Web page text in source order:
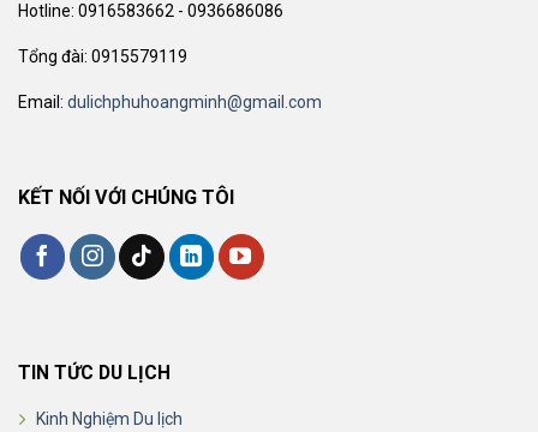
Hotline: 0916583662 - 0936686086
Tổng đài: 0915579119
Email: dulichphuhoangminh@gmail.com
KẾT NỐI VỚI CHÚNG TÔI
TIN TỨC DU LỊCH
Kinh Nghiệm Du lịch